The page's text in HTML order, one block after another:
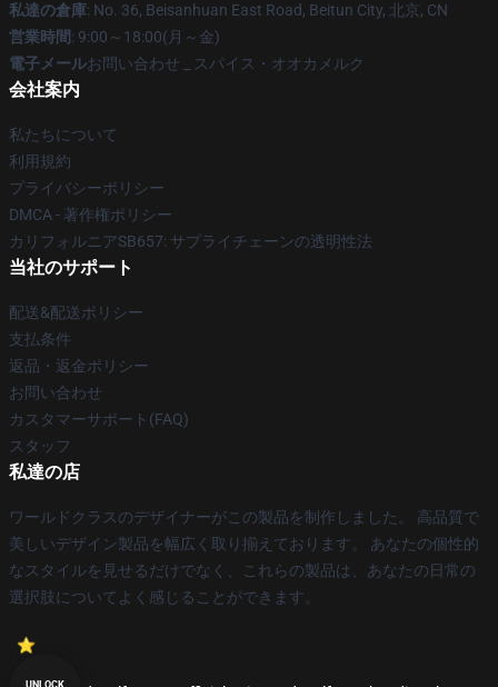
私達の倉庫: No. 36, Beisanhuan East Road, Beitun City, 北京, CN
営業時間: 9:00～18:00(月～金)
電子メールお問い合わせ _ スパイス・オオカメルク
会社案内
私たちについて
利用規約
プライバシーポリシー
DMCA - 著作権ポリシー
カリフォルニアSB657: サプライチェーンの透明性法
当社のサポート
配送&配送ポリシー
支払条件
返品・返金ポリシー
お問い合わせ
カスタマーサポート(FAQ)
スタッフ
私達の店
ワールドクラスのデザイナーがこの製品を制作しました。 高品質で
美しいデザイン製品を幅広く取り揃えております。 あなたの個性的
なスタイルを見せるだけでなく、これらの製品は、あなたの日常の
選択肢についてよく感じることができます。
UNLOCK